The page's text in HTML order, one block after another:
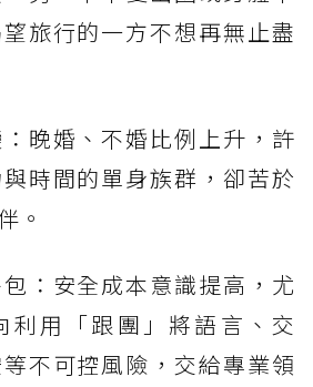
旅行的一方不想再無止盡
晚婚、不婚比例上升，許
時間的單身族群，卻苦於
。
：安全成本意識提高，尤
利用「跟團」將語言、交
不可控風險，交給專業領